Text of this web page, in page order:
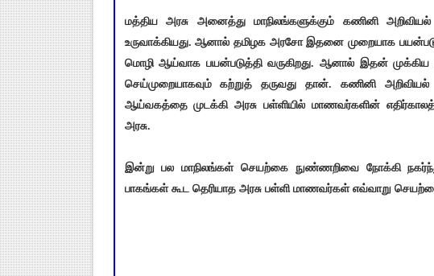
மத்திய அரசு அனைத்து மாநிலங்களுக்கும் கணினி
உருவாக்கியது. ஆனால் தமிழக அரசோ இதனை முறையாக
மொழி ஆய்வாக பயன்படுத்தி வருகிறது. ஆனால் இதன் முக்கிய
செய்முறையாகவும் கற்றுத் தருவது தான். கணினி
ஆய்வகத்தை முடக்கி அரசு பள்ளியில் மாணவர்களின்
அரசு.
இன்று பல மாநிலங்கள் செயற்கை நுண்ணறிவை நோக்கி
பாகங்கள் கூட தெரியாத அரசு பள்ளி மாணவர்கள் எவ்வாறு